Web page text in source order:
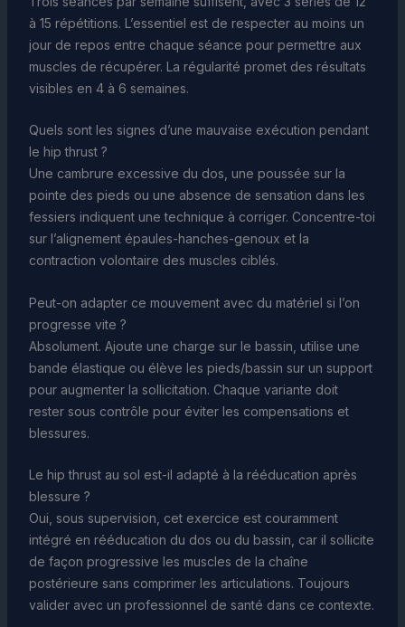
à 15 répétitions. L’essentiel est de respecter au moins un
jour de repos entre chaque séance pour permettre aux
muscles de récupérer. La régularité promet des résultats
visibles en 4 à 6 semaines.
Quels sont les signes d’une mauvaise exécution pendant
le hip thrust ?
Une cambrure excessive du dos, une poussée sur la
pointe des pieds ou une absence de sensation dans les
fessiers indiquent une technique à corriger. Concentre-toi
sur l’alignement épaules-hanches-genoux et la
contraction volontaire des muscles ciblés.
Peut-on adapter ce mouvement avec du matériel si l’on
progresse vite ?
Absolument. Ajoute une charge sur le bassin, utilise une
bande élastique ou élève les pieds/bassin sur un support
pour augmenter la sollicitation. Chaque variante doit
rester sous contrôle pour éviter les compensations et
blessures.
Le hip thrust au sol est-il adapté à la rééducation après
blessure ?
Oui, sous supervision, cet exercice est couramment
intégré en rééducation du dos ou du bassin, car il sollicite
de façon progressive les muscles de la chaîne
postérieure sans comprimer les articulations. Toujours
valider avec un professionnel de santé dans ce contexte.